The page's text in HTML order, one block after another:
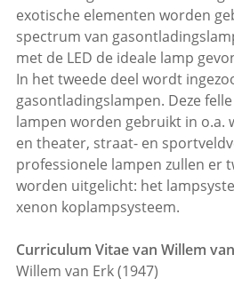
exotische elementen worden
spectrum van
met de LED de ideale lamp
In het tweede deel wordt
gasontladingslampen. Deze
lampen worden gebruikt in o.a.
en theater, straat- en
professionele lampen zullen er
worden uitgelicht: het
xenon koplampsysteem.
Curriculum Vitae van Willem
Willem van Erk (1947)